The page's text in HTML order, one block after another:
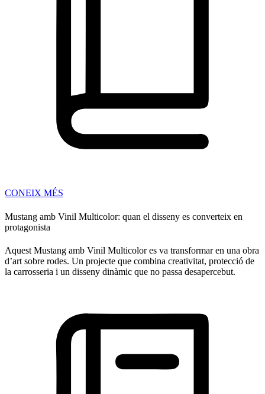
CONEIX MÉS
Mustang amb Vinil Multicolor: quan el disseny es converteix en
protagonista
Aquest Mustang amb Vinil Multicolor es va transformar en una obra
d’art sobre rodes. Un projecte que combina creativitat, protecció de
la carrosseria i un disseny dinàmic que no passa desapercebut.